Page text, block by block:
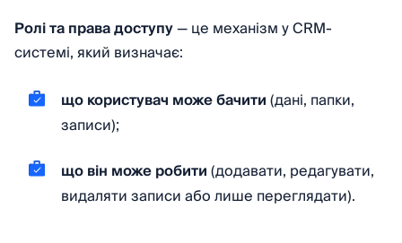
Ролі та права доступу— це механізм у CRM-
системі, який визначає:
що користувач може бачити(дані, папки,
записи);
що він може робити(додавати, редагувати,
видаляти записи або лише переглядати).